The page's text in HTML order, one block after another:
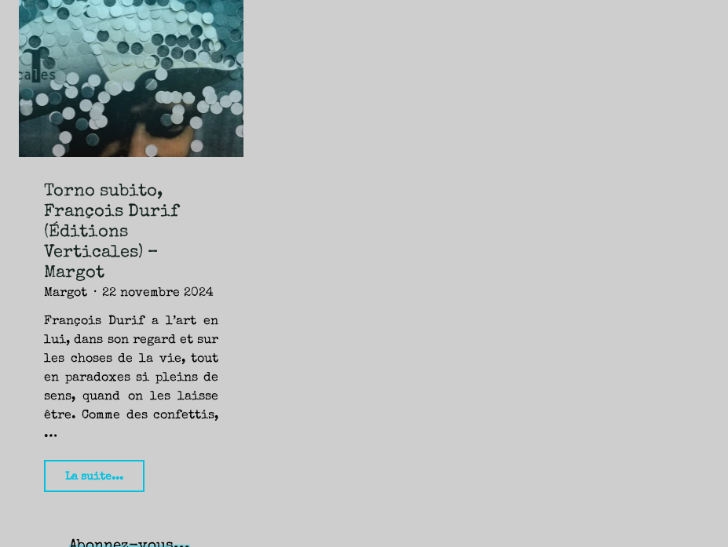
NOUVEAUTÉS.
S’AUTORISER
LES
CHEMINS
DE
TRAVERSE
ET
LES
PAS
DE
CÔTÉ,
PARLER
SURTOUT
DE
LIVRES,
DONC,
PAS
S’INTERDIRE
SE
JETER
L’EAU
OU
SE
REMETTRE
EN
SELLE
ET
VOIR
CE
QUI
ADVIENT.
AIRE(S)
COMMENCE
ICI.
Torno subito,
François Durif
(Éditions
Verticales) –
Margot
Margot 22 novembre 2024
François Durif a l’art en
lui, dans son regard et sur
les choses de la vie, tout
en paradoxes si pleins de
sens, quand on les laisse
être. Comme des confettis,
…
La suite...
Durif